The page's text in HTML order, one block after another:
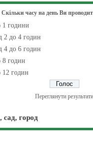
Скільки часу на день Ви
1 години
2 до 4 годин
4 до 6 годин
8 годин
12 годин
Переглянути результати
сад, город